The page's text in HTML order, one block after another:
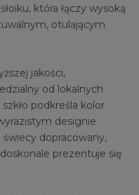
która łączy wysoką
otulającym
jakości,
od lokalnych
podkreśla kolor
designie
dopracowany,
prezentuje się